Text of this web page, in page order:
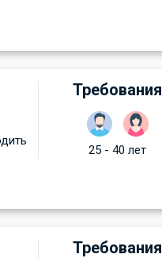
Требования
25 - 40 лет
Требования